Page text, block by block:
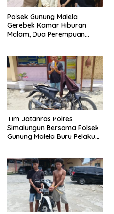
Polsek Gunung Malela
Gerebek Kamar Hiburan
Malam, Dua Perempuan
Tim Jatanras Polres
Simalungun Bersama Polsek
Gunung Malela Buru Pelaku
Tersangka